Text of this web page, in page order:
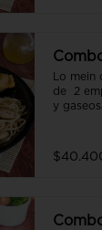
Lo
de  2
y